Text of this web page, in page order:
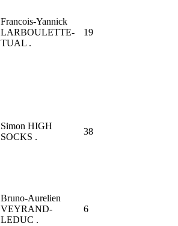
Francois-Yannick
LARBOULETTE-
TUAL .
19
Simon HIGH
SOCKS .
38
Bruno-Aurelien
VEYRAND-
LEDUC .
6